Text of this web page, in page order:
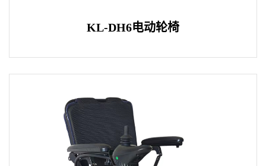
KL-DH6电动轮椅